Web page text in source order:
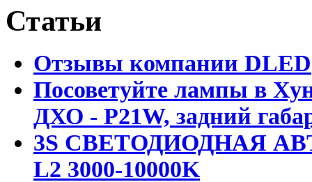
Статьи
Отзывы компании DLED
Посоветуйте лампы в
ДХО - P21W, задний
3S СВЕТОДИОДНАЯ
L2 3000-10000K